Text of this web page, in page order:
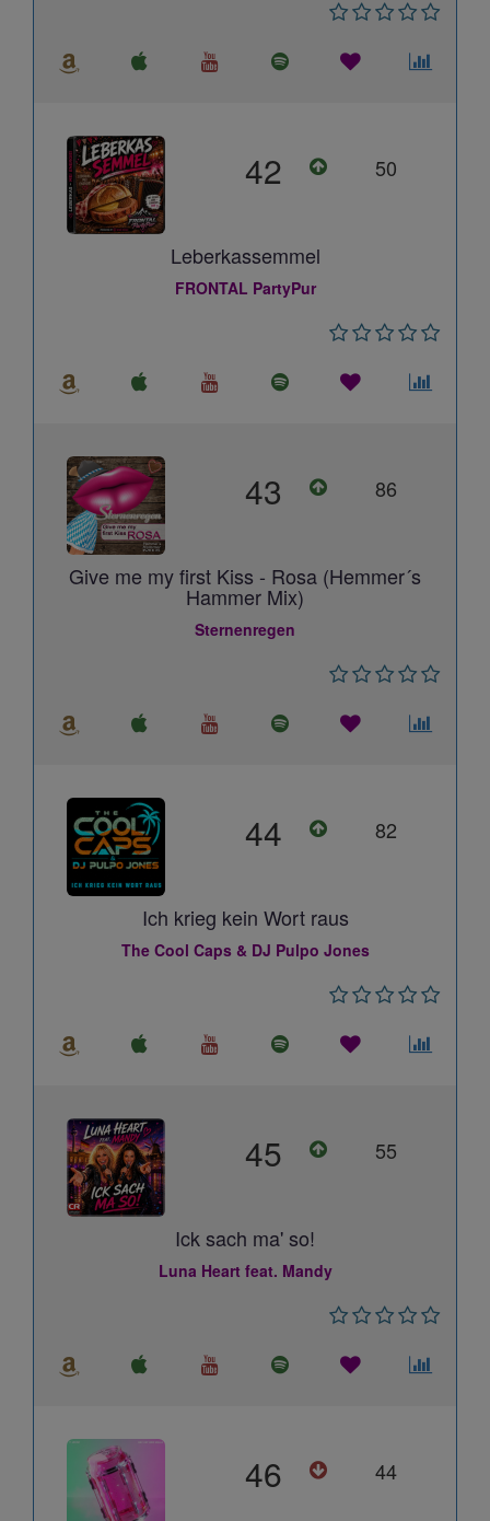
42 50
Leberkassemmel
FRONTAL PartyPur
43 86
Give me my first Kiss - Rosa (Hemmer´s
Hammer Mix)
Sternenregen
44 82
Ich krieg kein Wort raus
The Cool Caps & DJ Pulpo Jones
45 55
Ick sach ma' so!
Luna Heart feat. Mandy
46 44